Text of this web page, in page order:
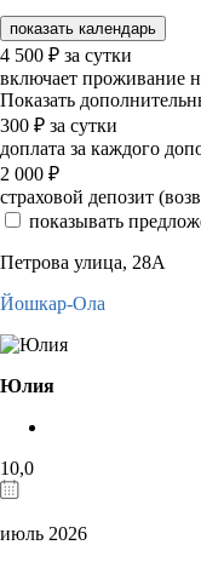
показать календарь
4 500 ₽ за сутки
включает проживание
Показать
300 ₽ за сутки
доплата за каждого
2 000 ₽
страховой депозит
показывать
Петрова улица, 28А
Йошкар-Ола
Юлия
10,0
июль 2026